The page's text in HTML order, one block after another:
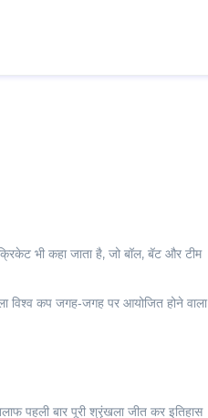
भी कहा जाता है, जो बॉल, बॅट और टीम
विश्व कप जगह‑जगह पर आयोजित होने वाला
पहली बार पूरी श्रृंखला जीत कर इतिहास